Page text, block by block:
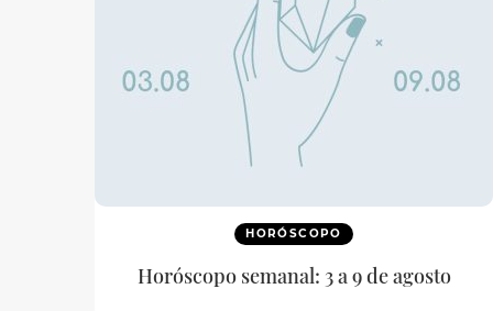
HORÓSCOPO
Horóscopo semanal: 3 a 9 de agosto